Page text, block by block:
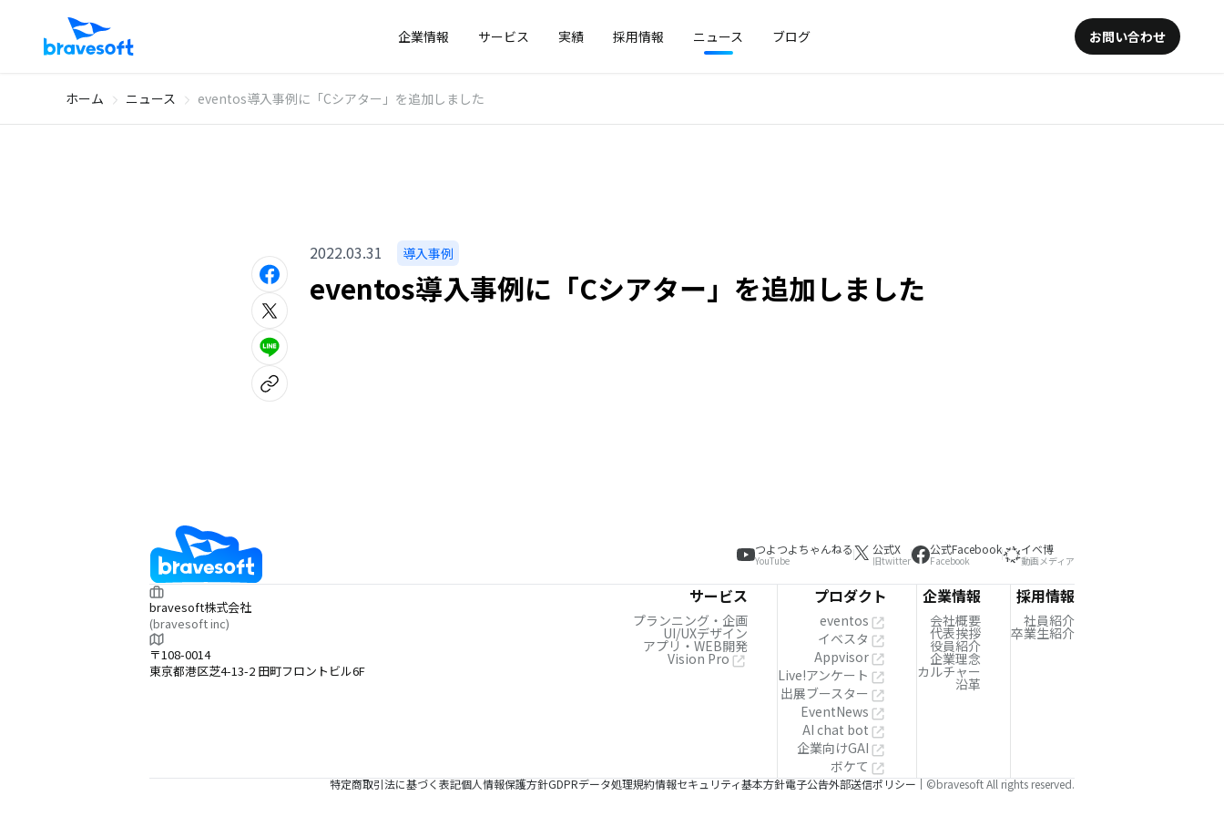
企業情報 サービス 実績 採用情報 ニュース ブログ お問い合わせ
ホーム ニュース eventos導入事例に「Cシアター」を追加しました
2022.03.31 導入事例
eventos導入事例に「Cシアター」を追加しました
つよつよちゃんねる
YouTube
公式X
旧twitter
公式Facebook
Facebook
イベ博
動画メディア
bravesoft株式会社
(bravesoft inc)
〒108-0014
東京都港区芝4-13-2 田町フロントビル6F
サービス
プランニング・企画
UI/UXデザイン
アプリ・WEB開発
Vision Pro
プロダクト
eventos
イベスタ
Appvisor
Live!アンケート
出展ブースター
EventNews
AI chat bot
企業向けGAI
ボケて
企業情報
会社概要
代表挨拶
役員紹介
企業理念
カルチャー
沿革
採用情報
社員紹介
卒業生紹介
特定商取引法に基づく表記個人情報保護方針GDPRデータ処理規約情報セキュリティ基本方針電子公告外部送信ポリシー ©bravesoft All rights reserved.